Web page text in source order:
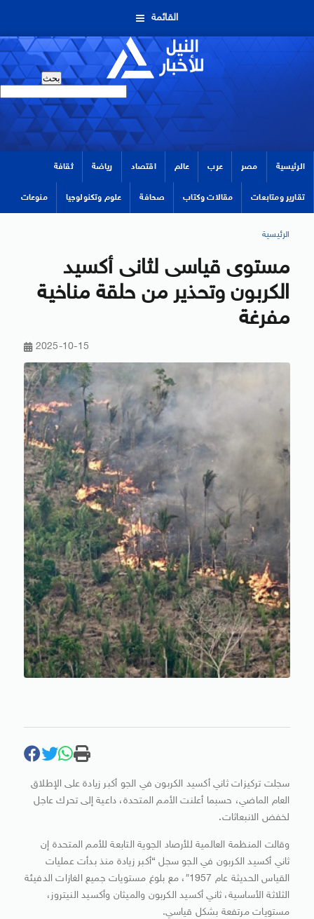
القائمة
الرئيسية مصر عرب عالم اقتصاد رياضة ثقافة
تقارير ومتابعات مقالات وكتاب صحافة علوم وتكنولوجيا منوعات
الرئيسية
مستوى قياسى لثانى أكسيد
الكربون وتحذير من حلقة مناخية
مفرغة
2025-10-15
سجلت تركيزات ثاني أكسيد الكربون في الجو أكبر زيادة على الإطلاق
العام الماضي، حسبما أعلنت الأمم المتحدة، داعية إلى تحرك عاجل
لخفض الانبعاثات.
وقالت المنظمة العالمية للأرصاد الجوية التابعة للأمم المتحدة إن
ثاني أكسيد الكربون في الجو سجل “أكبر زيادة منذ بدأت عمليات
القياس الحديثة عام 1957″، مع بلوغ مستويات جميع الغازات الدفيئة
الثلاثة الأساسية، ثاني أكسيد الكربون والميثان وأكسيد النيتروز،
مستويات مرتفعة بشكل قياسي.